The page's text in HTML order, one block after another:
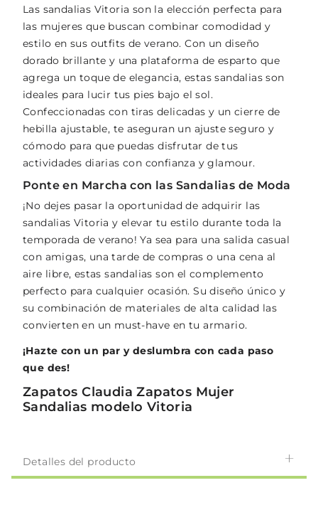
Las sandalias Vitoria son la elección perfecta para
las mujeres que buscan combinar comodidad y
estilo en sus outfits de verano. Con un diseño
dorado brillante y una plataforma de esparto que
agrega un toque de elegancia, estas sandalias son
ideales para lucir tus pies bajo el sol.
Confeccionadas con tiras delicadas y un cierre de
hebilla ajustable, te aseguran un ajuste seguro y
cómodo para que puedas disfrutar de tus
actividades diarias con confianza y glamour.
Ponte en Marcha con las Sandalias de Moda
¡No dejes pasar la oportunidad de adquirir las
sandalias Vitoria y elevar tu estilo durante toda la
temporada de verano! Ya sea para una salida casual
con amigas, una tarde de compras o una cena al
aire libre, estas sandalias son el complemento
perfecto para cualquier ocasión. Su diseño único y
su combinación de materiales de alta calidad las
convierten en un must-have en tu armario.
¡Hazte con un par y deslumbra con cada paso
que des!
Zapatos Claudia Zapatos Mujer
Sandalias modelo Vitoria
Detalles del producto